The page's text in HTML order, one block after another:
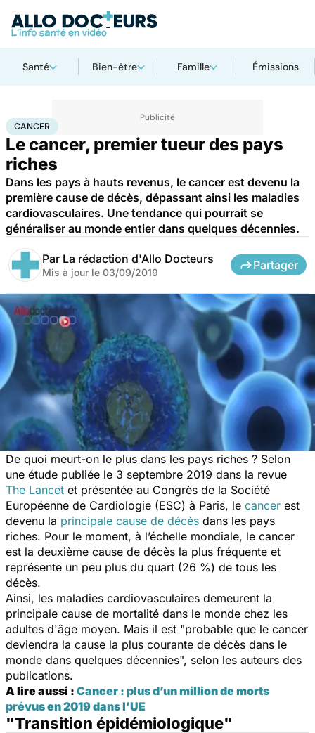
Santé Bien-être Famille Émissions
AccueilSanté Cancer
CANCER
Le cancer, premier tueur des pays
riches
Dans les pays à hauts revenus, le cancer est devenu la
première cause de décès, dépassant ainsi les maladies
cardiovasculaires. Une tendance qui pourrait se
généraliser au monde entier dans quelques décennies.
Par La rédaction d'Allo Docteurs
Mis à jour le 03/09/2019
Partager
De quoi meurt-on le plus dans les pays riches ? Selon
une étude publiée le 3 septembre 2019 dans la revue
The Lancet et présentée au Congrès de la Société
Européenne de Cardiologie (ESC) à Paris, le cancer est
devenu la principale cause de décès dans les pays
riches. Pour le moment, à l’échelle mondiale, le cancer
est la deuxième cause de décès la plus fréquente et
représente un peu plus du quart (26 %) de tous les
décès.
Ainsi, les maladies cardiovasculaires demeurent la
principale cause de mortalité dans le monde chez les
adultes d'âge moyen. Mais il est "probable que le cancer
deviendra la cause la plus courante de décès dans le
monde dans quelques décennies", selon les auteurs des
publications.
A lire aussi : Cancer : plus d’un million de morts
prévus en 2019 dans l’UE
"Transition épidémiologique"